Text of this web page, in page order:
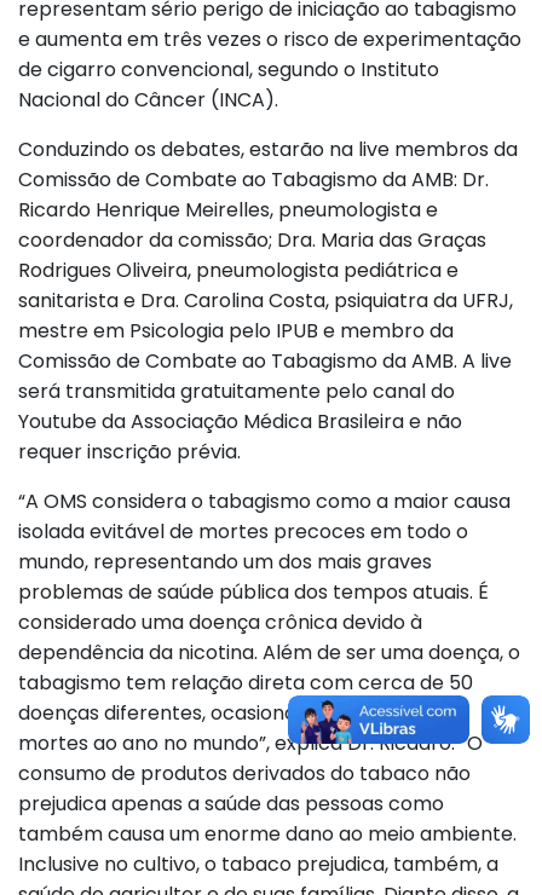
representam sério perigo de iniciação ao tabagismo
e aumenta em três vezes o risco de experimentação
de cigarro convencional, segundo o Instituto
Nacional do Câncer (INCA).
Conduzindo os debates, estarão na live membros da
Comissão de Combate ao Tabagismo da AMB: Dr.
Ricardo Henrique Meirelles, pneumologista e
coordenador da comissão; Dra. Maria das Graças
Rodrigues Oliveira, pneumologista pediátrica e
sanitarista e Dra. Carolina Costa, psiquiatra da UFRJ,
mestre em Psicologia pelo IPUB e membro da
Comissão de Combate ao Tabagismo da AMB. A live
será transmitida gratuitamente pelo canal do
Youtube da Associação Médica Brasileira e não
requer inscrição prévia.
“A OMS considera o tabagismo como a maior causa
isolada evitável de mortes precoces em todo o
mundo, representando um dos mais graves
problemas de saúde pública dos tempos atuais. É
considerado uma doença crônica devido à
dependência da nicotina. Além de ser uma doença, o
tabagismo tem relação direta com cerca de 50
doenças diferentes, ocasionando 8 milhões de
mortes ao ano no mundo”, explica Dr. Ricadro. “O
consumo de produtos derivados do tabaco não
prejudica apenas a saúde das pessoas como
também causa um enormedanoao meio ambiente.
Inclusive no cultivo, o tabaco prejudica, também, a